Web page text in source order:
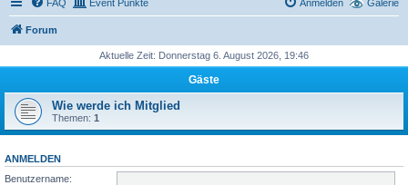
Galerie
FAQ Event Punkte Anmelden
Forum
Aktuelle Zeit: Donnerstag 6. August 2026, 19:46
Gäste
Wie werde ich Mitglied
Themen: 1
ANMELDEN
Benutzername: